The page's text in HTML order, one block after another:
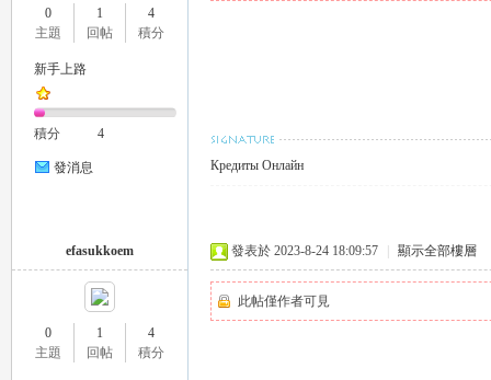
0
主題
1
回帖
4
積分
新手上路
積分 4
發消息 Кредиты Онлайн
efasukkoem
0
主題
1
回帖
4
積分
發表於 2023-8-24 18:09:57 顯示全部樓層
此帖僅作者可見